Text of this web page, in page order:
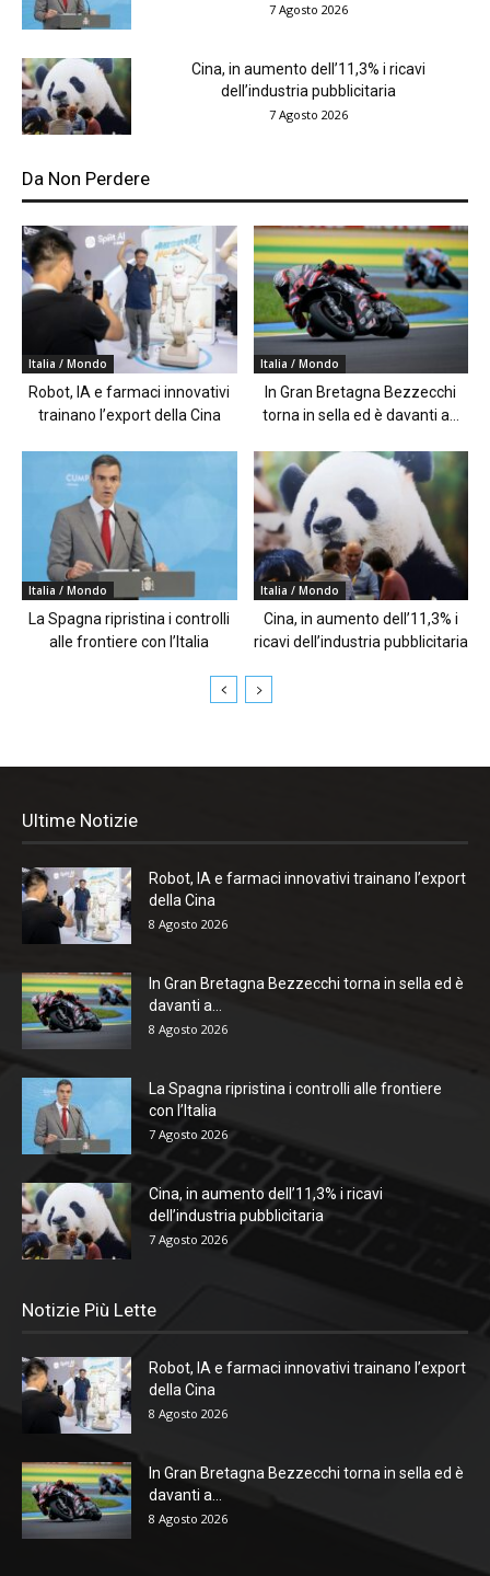
7 Agosto 2026
Cina, in aumento dell’11,3% i ricavi
dell’industria pubblicitaria
7 Agosto 2026
Da Non Perdere
Italia / Mondo
Robot, IA e farmaci innovativi
trainano l’export della Cina
Italia / Mondo
In Gran Bretagna Bezzecchi
torna in sella ed è davanti a...
Italia / Mondo
La Spagna ripristina i controlli
alle frontiere con l’Italia
Italia / Mondo
Cina, in aumento dell’11,3% i
ricavi dell’industria pubblicitaria
Ultime Notizie
Robot, IA e farmaci innovativi trainano l’export
della Cina
8 Agosto 2026
In Gran Bretagna Bezzecchi torna in sella ed è
davanti a...
8 Agosto 2026
La Spagna ripristina i controlli alle frontiere
con l’Italia
7 Agosto 2026
Cina, in aumento dell’11,3% i ricavi
dell’industria pubblicitaria
7 Agosto 2026
Notizie Più Lette
Robot, IA e farmaci innovativi trainano l’export
della Cina
8 Agosto 2026
In Gran Bretagna Bezzecchi torna in sella ed è
davanti a...
8 Agosto 2026